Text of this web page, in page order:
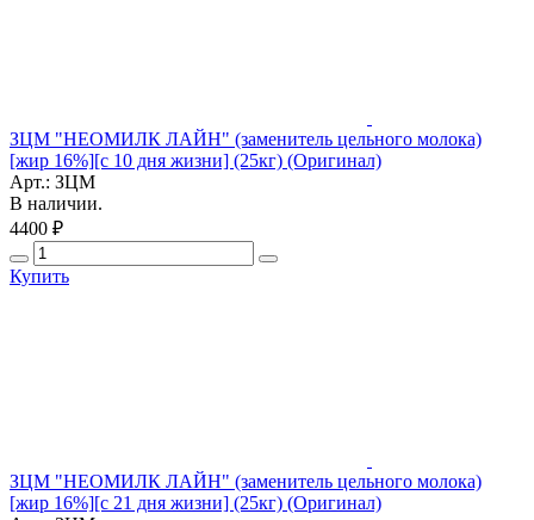
ЗЦМ "НЕОМИЛК ЛАЙН" (заменитель цельного молока)
[жир 16%][с 10 дня жизни] (25кг) (Оригинал)
Арт.: ЗЦМ
В наличии.
4400 ₽
Купить
ЗЦМ "НЕОМИЛК ЛАЙН" (заменитель цельного молока)
[жир 16%][с 21 дня жизни] (25кг) (Оригинал)